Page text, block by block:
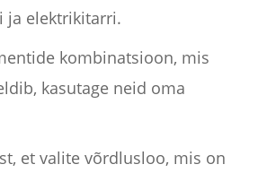
ja elektrikitarri.
kombinatsioon, mis
kasutage neid oma
et valite võrdlusloo, mis on